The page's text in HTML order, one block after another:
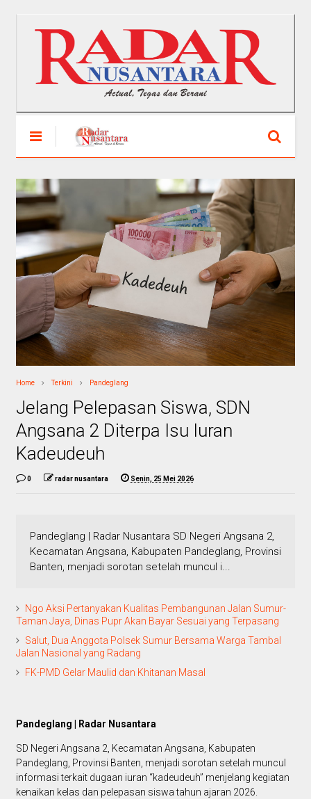
Home Terkini Pandeglang
Jelang Pelepasan Siswa, SDN
Angsana 2 Diterpa Isu Iuran
Kadeudeuh
0 radar nusantara Senin, 25 Mei 2026
Pandeglang | Radar Nusantara SD Negeri Angsana 2,
Kecamatan Angsana, Kabupaten Pandeglang, Provinsi
Banten, menjadi sorotan setelah muncul i...
Ngo Aksi Pertanyakan Kualitas Pembangunan Jalan Sumur-
Taman Jaya, Dinas Pupr Akan Bayar Sesuai yang Terpasang
Salut, Dua Anggota Polsek Sumur Bersama Warga Tambal
Jalan Nasional yang Radang
FK-PMD Gelar Maulid dan Khitanan Masal
Pandeglang | Radar Nusantara
SD Negeri Angsana 2, Kecamatan Angsana, Kabupaten
Pandeglang, Provinsi Banten, menjadi sorotan setelah muncul
informasi terkait dugaan iuran “kadeudeuh” menjelang kegiatan
kenaikan kelas dan pelepasan siswa tahun ajaran 2026.